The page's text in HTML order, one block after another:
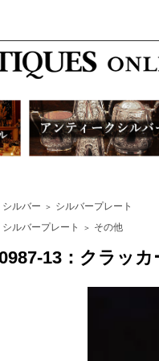
シルバー ＞
シルバープレート
シルバープレート
＞ その他
13：クラッカ